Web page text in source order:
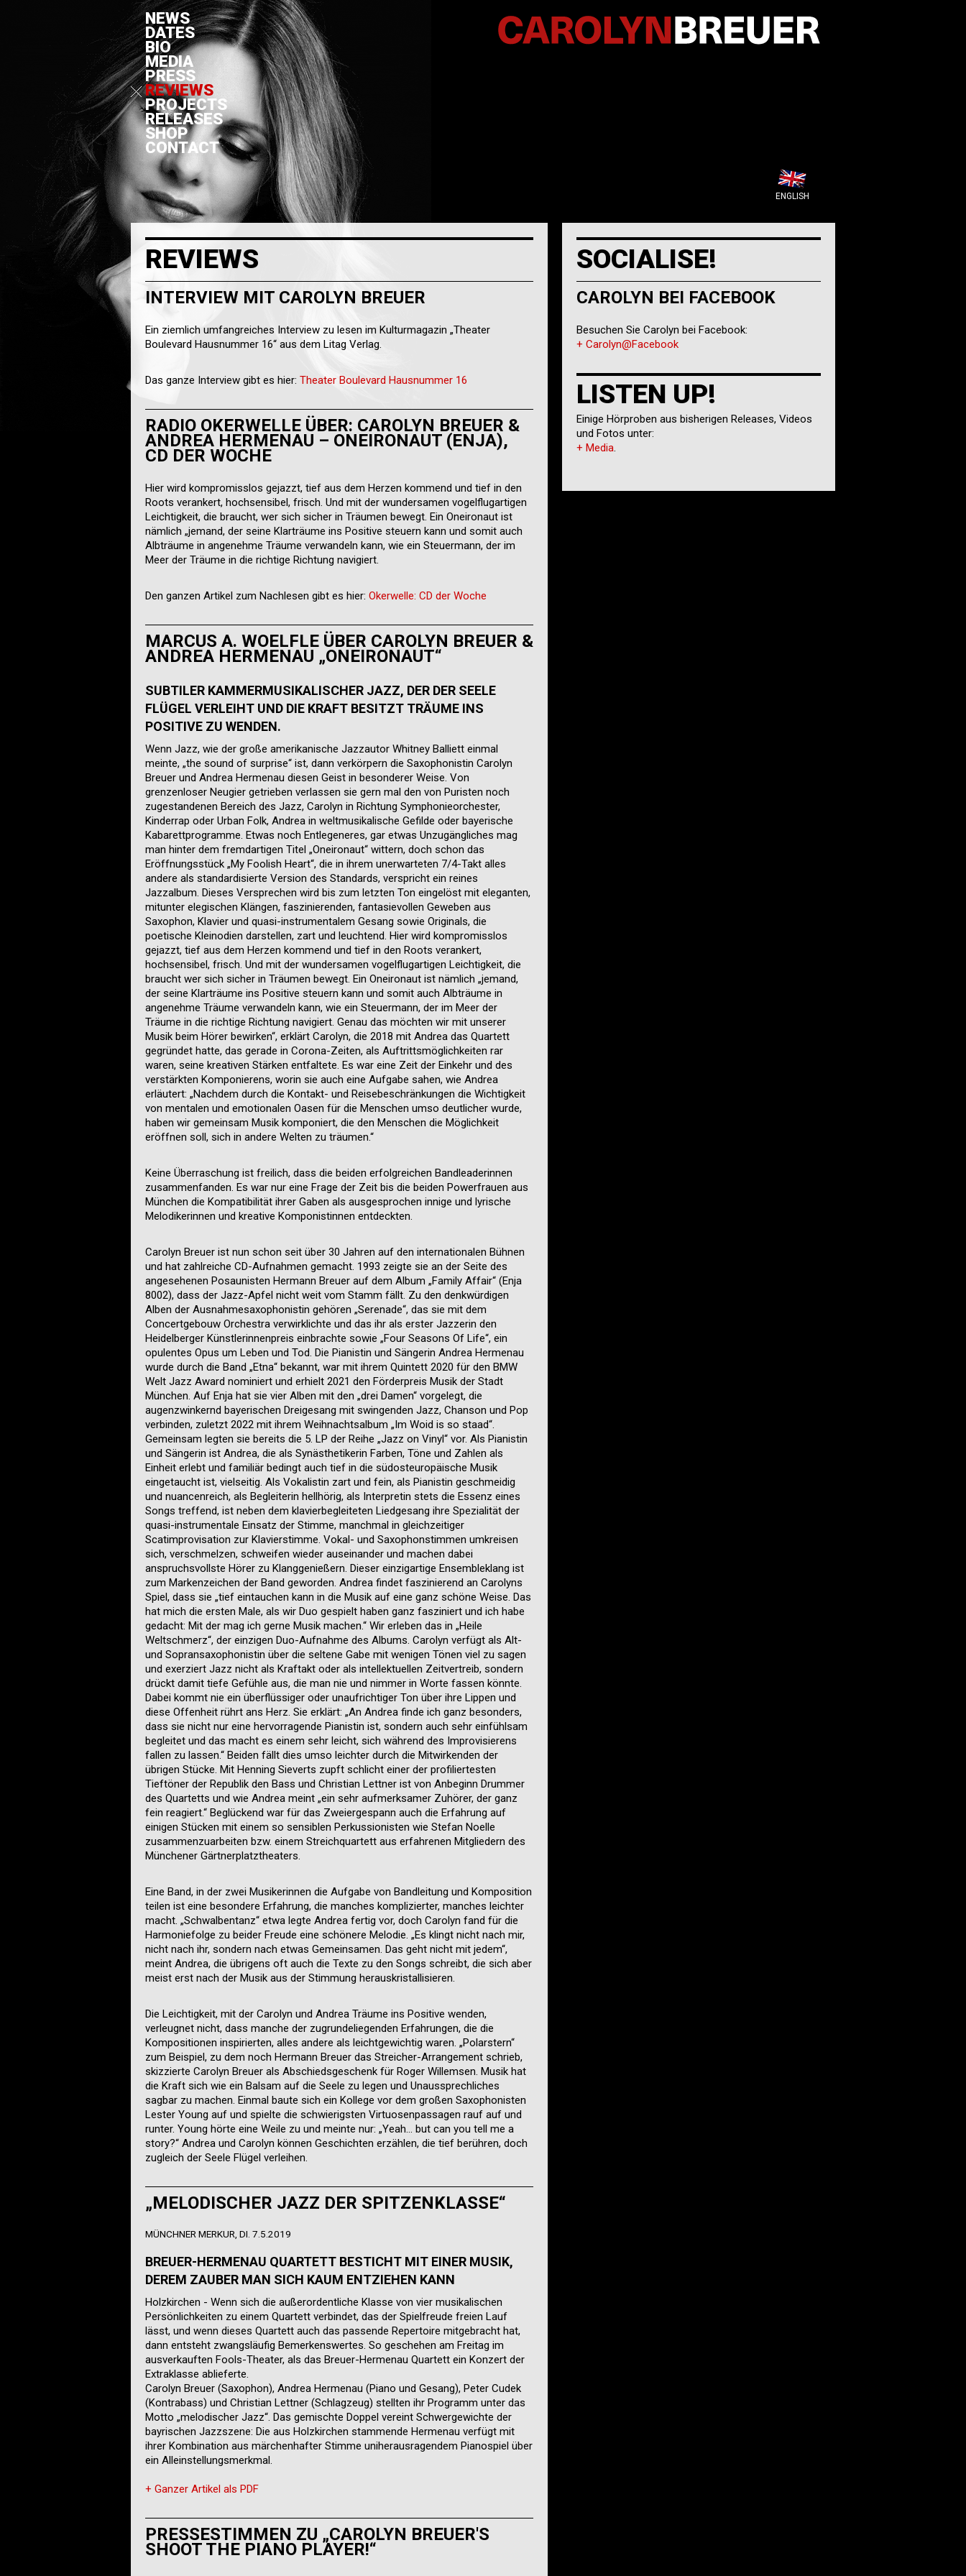
NEWS
DATES
BIO
MEDIA
PRESS
REVIEWS
PROJECTS
RELEASES
SHOP
CONTACT
ENGLISH
REVIEWS
INTERVIEW MIT CAROLYN BREUER
Ein ziemlich umfangreiches Interview zu lesen im Kulturmagazin „Theater
Boulevard Hausnummer 16“ aus dem Litag Verlag.
Das ganze Interview gibt es hier: Theater Boulevard Hausnummer 16
RADIO OKERWELLE ÜBER: CAROLYN BREUER &
ANDREA HERMENAU – ONEIRONAUT (ENJA),
CD DER WOCHE
Hier wird kompromisslos gejazzt, tief aus dem Herzen kommend und tief in den
Roots verankert, hochsensibel, frisch. Und mit der wundersamen vogelflugartigen
Leichtigkeit, die braucht, wer sich sicher in Träumen bewegt. Ein Oneironaut ist
nämlich „jemand, der seine Klarträume ins Positive steuern kann und somit auch
Albträume in angenehme Träume verwandeln kann, wie ein Steuermann, der im
Meer der Träume in die richtige Richtung navigiert.
Den ganzen Artikel zum Nachlesen gibt es hier: Okerwelle: CD der Woche
MARCUS A. WOELFLE ÜBER CAROLYN BREUER &
ANDREA HERMENAU „ONEIRONAUT“
SUBTILER KAMMERMUSIKALISCHER JAZZ, DER DER SEELE
FLÜGEL VERLEIHT UND DIE KRAFT BESITZT TRÄUME INS
POSITIVE ZU WENDEN.
Wenn Jazz, wie der große amerikanische Jazzautor Whitney Balliett einmal
meinte, „the sound of surprise“ ist, dann verkörpern die Saxophonistin Carolyn
Breuer und Andrea Hermenau diesen Geist in besonderer Weise. Von
grenzenloser Neugier getrieben verlassen sie gern mal den von Puristen noch
zugestandenen Bereich des Jazz, Carolyn in Richtung Symphonieorchester,
Kinderrap oder Urban Folk, Andrea in weltmusikalische Gefilde oder bayerische
Kabarettprogramme. Etwas noch Entlegeneres, gar etwas Unzugängliches mag
man hinter dem fremdartigen Titel „Oneironaut“ wittern, doch schon das
Eröffnungsstück „My Foolish Heart“, die in ihrem unerwarteten 7/4-Takt alles
andere als standardisierte Version des Standards, verspricht ein reines
Jazzalbum. Dieses Versprechen wird bis zum letzten Ton eingelöst mit eleganten,
mitunter elegischen Klängen, faszinierenden, fantasievollen Geweben aus
Saxophon, Klavier und quasi-instrumentalem Gesang sowie Originals, die
poetische Kleinodien darstellen, zart und leuchtend. Hier wird kompromisslos
gejazzt, tief aus dem Herzen kommend und tief in den Roots verankert,
hochsensibel, frisch. Und mit der wundersamen vogelflugartigen Leichtigkeit, die
braucht wer sich sicher in Träumen bewegt. Ein Oneironaut ist nämlich „jemand,
der seine Klarträume ins Positive steuern kann und somit auch Albträume in
angenehme Träume verwandeln kann, wie ein Steuermann, der im Meer der
Träume in die richtige Richtung navigiert. Genau das möchten wir mit unserer
Musik beim Hörer bewirken“, erklärt Carolyn, die 2018 mit Andrea das Quartett
gegründet hatte, das gerade in Corona-Zeiten, als Auftrittsmöglichkeiten rar
waren, seine kreativen Stärken entfaltete. Es war eine Zeit der Einkehr und des
verstärkten Komponierens, worin sie auch eine Aufgabe sahen, wie Andrea
erläutert: „Nachdem durch die Kontakt- und Reisebeschränkungen die Wichtigkeit
von mentalen und emotionalen Oasen für die Menschen umso deutlicher wurde,
haben wir gemeinsam Musik komponiert, die den Menschen die Möglichkeit
eröffnen soll, sich in andere Welten zu träumen.“
Keine Überraschung ist freilich, dass die beiden erfolgreichen Bandleaderinnen
zusammenfanden. Es war nur eine Frage der Zeit bis die beiden Powerfrauen aus
München die Kompatibilität ihrer Gaben als ausgesprochen innige und lyrische
Melodikerinnen und kreative Komponistinnen entdeckten.
Carolyn Breuer ist nun schon seit über 30 Jahren auf den internationalen Bühnen
und hat zahlreiche CD-Aufnahmen gemacht. 1993 zeigte sie an der Seite des
angesehenen Posaunisten Hermann Breuer auf dem Album „Family Affair“ (Enja
8002), dass der Jazz-Apfel nicht weit vom Stamm fällt. Zu den denkwürdigen
Alben der Ausnahmesaxophonistin gehören „Serenade“, das sie mit dem
Concertgebouw Orchestra verwirklichte und das ihr als erster Jazzerin den
Heidelberger Künstlerinnenpreis einbrachte sowie „Four Seasons Of Life“, ein
opulentes Opus um Leben und Tod. Die Pianistin und Sängerin Andrea Hermenau
wurde durch die Band „Etna“ bekannt, war mit ihrem Quintett 2020 für den BMW
Welt Jazz Award nominiert und erhielt 2021 den Förderpreis Musik der Stadt
München. Auf Enja hat sie vier Alben mit den „drei Damen“ vorgelegt, die
augenzwinkernd bayerischen Dreigesang mit swingenden Jazz, Chanson und Pop
verbinden, zuletzt 2022 mit ihrem Weihnachtsalbum „Im Woid is so staad“.
Gemeinsam legten sie bereits die 5. LP der Reihe „Jazz on Vinyl“ vor. Als Pianistin
und Sängerin ist Andrea, die als Synästhetikerin Farben, Töne und Zahlen als
Einheit erlebt und familiär bedingt auch tief in die südosteuropäische Musik
eingetaucht ist, vielseitig. Als Vokalistin zart und fein, als Pianistin geschmeidig
und nuancenreich, als Begleiterin hellhörig, als Interpretin stets die Essenz eines
Songs treffend, ist neben dem klavierbegleiteten Liedgesang ihre Spezialität der
quasi-instrumentale Einsatz der Stimme, manchmal in gleichzeitiger
Scatimprovisation zur Klavierstimme. Vokal- und Saxophonstimmen umkreisen
sich, verschmelzen, schweifen wieder auseinander und machen dabei
anspruchsvollste Hörer zu Klanggenießern. Dieser einzigartige Ensembleklang ist
zum Markenzeichen der Band geworden. Andrea findet faszinierend an Carolyns
Spiel, dass sie „tief eintauchen kann in die Musik auf eine ganz schöne Weise. Das
hat mich die ersten Male, als wir Duo gespielt haben ganz fasziniert und ich habe
gedacht: Mit der mag ich gerne Musik machen.“ Wir erleben das in „Heile
Weltschmerz“, der einzigen Duo-Aufnahme des Albums. Carolyn verfügt als Alt-
und Sopransaxophonistin über die seltene Gabe mit wenigen Tönen viel zu sagen
und exerziert Jazz nicht als Kraftakt oder als intellektuellen Zeitvertreib, sondern
drückt damit tiefe Gefühle aus, die man nie und nimmer in Worte fassen könnte.
Dabei kommt nie ein überflüssiger oder unaufrichtiger Ton über ihre Lippen und
diese Offenheit rührt ans Herz. Sie erklärt: „An Andrea finde ich ganz besonders,
dass sie nicht nur eine hervorragende Pianistin ist, sondern auch sehr einfühlsam
begleitet und das macht es einem sehr leicht, sich während des Improvisierens
fallen zu lassen.“ Beiden fällt dies umso leichter durch die Mitwirkenden der
übrigen Stücke. Mit Henning Sieverts zupft schlicht einer der profiliertesten
Tieftöner der Republik den Bass und Christian Lettner ist von Anbeginn Drummer
des Quartetts und wie Andrea meint „ein sehr aufmerksamer Zuhörer, der ganz
fein reagiert.“ Beglückend war für das Zweiergespann auch die Erfahrung auf
einigen Stücken mit einem so sensiblen Perkussionisten wie Stefan Noelle
zusammenzuarbeiten bzw. einem Streichquartett aus erfahrenen Mitgliedern des
Münchener Gärtnerplatztheaters.
Eine Band, in der zwei Musikerinnen die Aufgabe von Bandleitung und Komposition
teilen ist eine besondere Erfahrung, die manches komplizierter, manches leichter
macht. „Schwalbentanz“ etwa legte Andrea fertig vor, doch Carolyn fand für die
Harmoniefolge zu beider Freude eine schönere Melodie. „Es klingt nicht nach mir,
nicht nach ihr, sondern nach etwas Gemeinsamen. Das geht nicht mit jedem“,
meint Andrea, die übrigens oft auch die Texte zu den Songs schreibt, die sich aber
meist erst nach der Musik aus der Stimmung herauskristallisieren.
Die Leichtigkeit, mit der Carolyn und Andrea Träume ins Positive wenden,
verleugnet nicht, dass manche der zugrundeliegenden Erfahrungen, die die
Kompositionen inspirierten, alles andere als leichtgewichtig waren. „Polarstern“
zum Beispiel, zu dem noch Hermann Breuer das Streicher-Arrangement schrieb,
skizzierte Carolyn Breuer als Abschiedsgeschenk für Roger Willemsen. Musik hat
die Kraft sich wie ein Balsam auf die Seele zu legen und Unaussprechliches
sagbar zu machen. Einmal baute sich ein Kollege vor dem großen Saxophonisten
Lester Young auf und spielte die schwierigsten Virtuosenpassagen rauf auf und
runter. Young hörte eine Weile zu und meinte nur: „Yeah… but can you tell me a
story?“ Andrea und Carolyn können Geschichten erzählen, die tief berühren, doch
zugleich der Seele Flügel verleihen.
„MELODISCHER JAZZ DER SPITZENKLASSE“
MÜNCHNER MERKUR, DI. 7.5.2019
BREUER-HERMENAU QUARTETT BESTICHT MIT EINER MUSIK,
DEREM ZAUBER MAN SICH KAUM ENTZIEHEN KANN
Holzkirchen - Wenn sich die außerordentliche Klasse von vier musikalischen
Persönlichkeiten zu einem Quartett verbindet, das der Spielfreude freien Lauf
lässt, und wenn dieses Quartett auch das passende Repertoire mitgebracht hat,
dann entsteht zwangsläufig Bemerkenswertes. So geschehen am Freitag im
ausverkauften Fools-Theater, als das Breuer-Hermenau Quartett ein Konzert der
Extraklasse ablieferte.
Carolyn Breuer (Saxophon), Andrea Hermenau (Piano und Gesang), Peter Cudek
(Kontrabass) und Christian Lettner (Schlagzeug) stellten ihr Programm unter das
Motto „melodischer Jazz“. Das gemischte Doppel vereint Schwergewichte der
bayrischen Jazzszene: Die aus Holzkirchen stammende Hermenau verfügt mit
ihrer Kombination aus märchenhafter Stimme uniherausragendem Pianospiel über
ein Alleinstellungsmerkmal.
+ Ganzer Artikel als PDF
PRESSESTIMMEN ZU „CAROLYN BREUER'S
SHOOT THE PIANO PLAYER!“
SOCIALISE!
CAROLYN BEI FACEBOOK
Besuchen Sie Carolyn bei Facebook:
+ Carolyn@Facebook
LISTEN UP!
Einige Hörproben aus bisherigen Releases, Videos
und Fotos unter:
+ Media.